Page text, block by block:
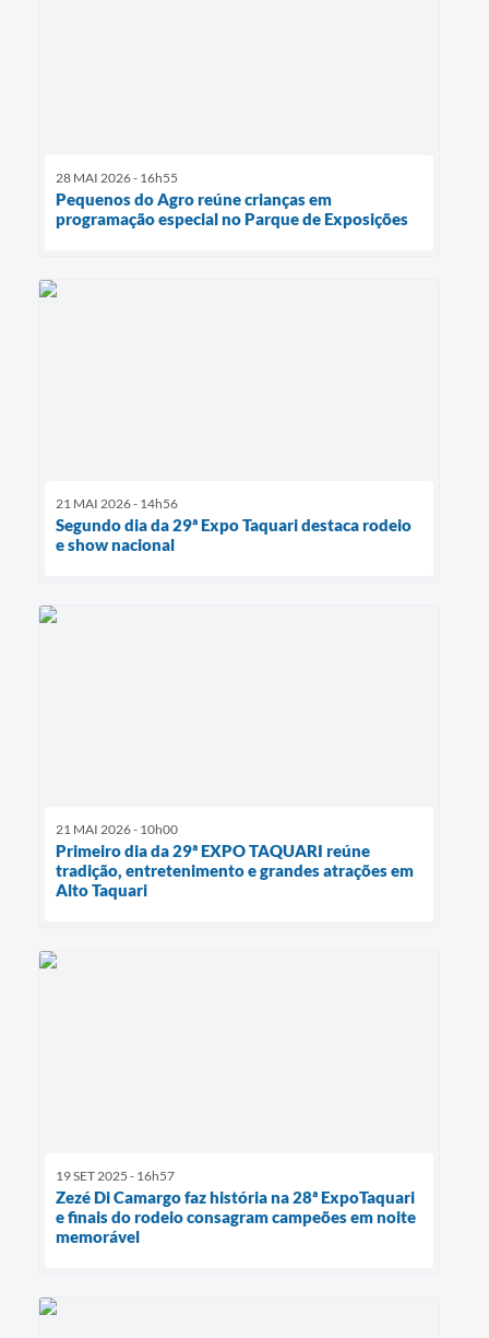
28 MAI 2026 - 16h55
Pequenos do Agro reúne crianças em
programação especial no Parque de Exposições
21 MAI 2026 - 14h56
Segundo dia da 29ª Expo Taquari destaca rodeio
e show nacional
21 MAI 2026 - 10h00
Primeiro dia da 29ª EXPO TAQUARI reúne
tradição, entretenimento e grandes atrações em
Alto Taquari
19 SET 2025 - 16h57
Zezé Di Camargo faz história na 28ª ExpoTaquari
e finais do rodeio consagram campeões em noite
memorável